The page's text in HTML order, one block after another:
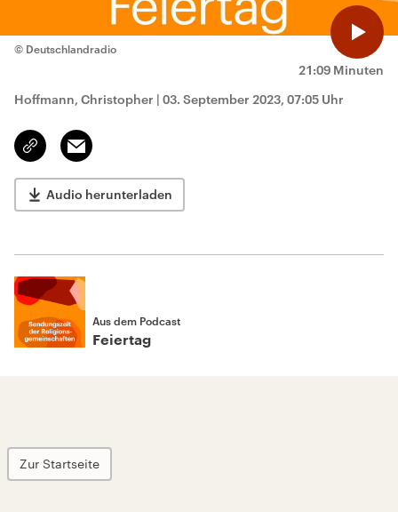
21:09 Minuten
© Deutschlandradio
Hoffmann, Christopher | 03. September 2023, 07:05 Uhr
Link
kopieren/teilen
Email
Audio herunterladen
Aus dem Podcast
Feiertag
Zur Startseite